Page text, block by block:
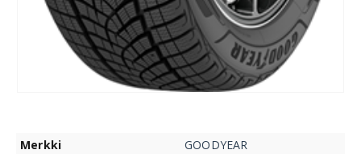
Merkki
GOODYEAR